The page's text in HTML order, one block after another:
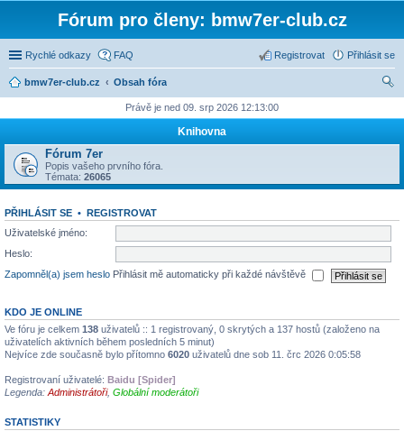
Fórum pro členy: bmw7er-club.cz
Rychlé odkazy FAQ Přihlásit se
Registrovat
bmw7er-club.cz
Obsah fóra
Právě je ned 09. srp 2026 12:13:00
Knihovna
Fórum 7er
Popis vašeho prvního fóra.
Témata: 26065
PŘIHLÁSIT SE • REGISTROVAT
Uživatelské jméno:
Heslo:
Zapomněl(a) jsem heslo Přihlásit mě automaticky při každé návštěvě
KDO JE ONLINE
Ve fóru je celkem 138 uživatelů :: 1 registrovaný, 0 skrytých a 137 hostů (založeno na
uživatelích aktivních během posledních 5 minut)
Nejvíce zde současně bylo přítomno 6020 uživatelů dne sob 11. črc 2026 0:05:58
Registrovaní uživatelé: Baidu [Spider]
Legenda: Administrátoři, Globální moderátoři
STATISTIKY